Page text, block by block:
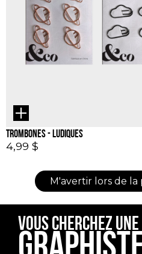
Trombones - ludiques
4,99 $
Vous cherchez une